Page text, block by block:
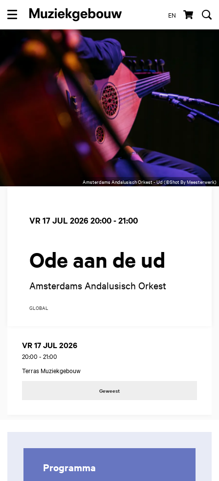
EN
Menu
Amsterdams Andalusisch Orkest - Ud (©Shot By Meesterwerk)
Ode aan de ud
Amsterdams Andalusisch Orkest
VR 17 JUL 2026 20:00 - 21:00
GLOBAL
VR 17 JUL 2026
20:00 - 21:00
Terras Muziekgebouw
Geweest
Programma